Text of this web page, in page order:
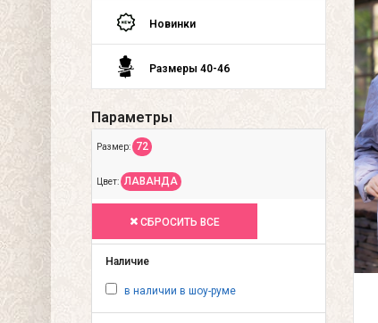
Новинки
Размеры 40-46
Параметры
Размер: 72
Цвет: ЛАВАНДА
СБРОСИТЬ ВСЕ
Наличие
в наличии в шоу-руме